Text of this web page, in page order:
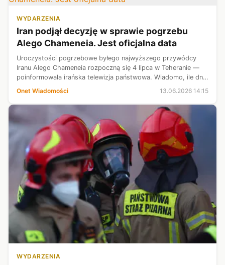
WYDARZENIA
Iran podjął decyzję w sprawie pogrzebu
Alego Chameneia. Jest oficjalna data
Uroczystości pogrzebowe byłego najwyższego przywódcy
Iranu Alego Chameneia rozpoczną się 4 lipca w Teheranie —
poinformowała irańska telewizja państwowa. Wiadomo, ile dni
potrwają.
Onet Wiadomości 13.06.2026 14:15
WYDARZENIA